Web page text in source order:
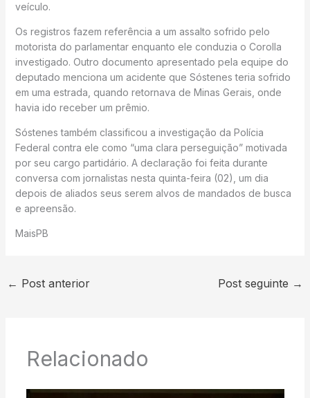
veículo.
Os registros fazem referência a um assalto sofrido pelo
motorista do parlamentar enquanto ele conduzia o Corolla
investigado. Outro documento apresentado pela equipe do
deputado menciona um acidente que Sóstenes teria sofrido
em uma estrada, quando retornava de Minas Gerais, onde
havia ido receber um prêmio.
Sóstenes também classificou a investigação da Polícia
Federal contra ele como “uma clara perseguição” motivada
por seu cargo partidário. A declaração foi feita durante
conversa com jornalistas nesta quinta-feira (02), um dia
depois de aliados seus serem alvos de mandados de busca
e apreensão.
MaisPB
← Post anterior Post seguinte →
Relacionado